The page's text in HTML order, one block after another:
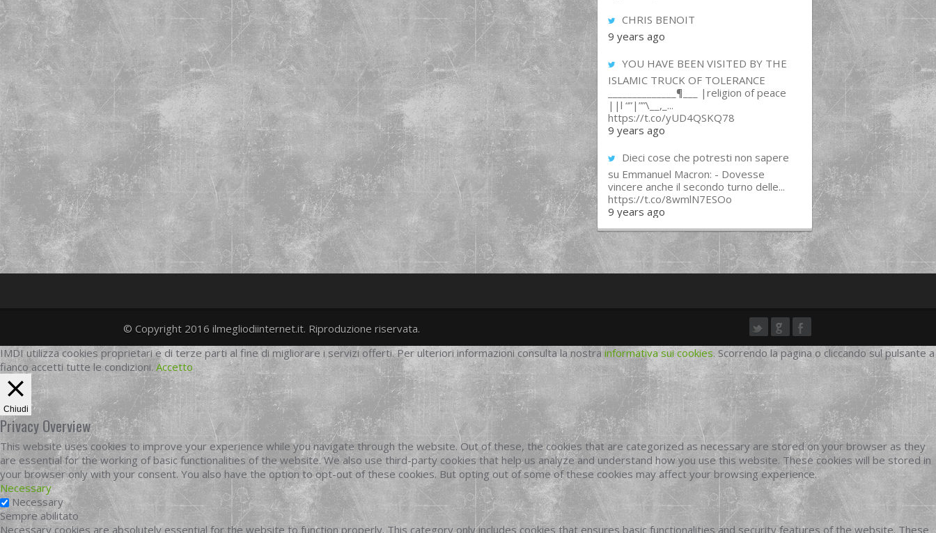
CHRIS BENOIT
9 years ago
YOU HAVE BEEN VISITED BY THE
ISLAMIC TRUCK OF TOLERANCE
______________¶___ |religion of peace
||l “”|””\__,_...
https://t.co/yUD4QSKQ78
9 years ago
Dieci cose che potresti non sapere
su Emmanuel Macron: - Dovesse
vincere anche il secondo turno delle...
https://t.co/8wmlN7ESOo
9 years ago
twittergoogleplus
facebook
© Copyright 2016 ilmegliodiinternet.it. Riproduzione riservata.
IMDI utilizza cookies proprietari e di terze parti al fine di migliorare i servizi offerti. Per ulteriori informazioni consulta la nostra informativa sui cookies. Scorrendo la pagina o cliccando sul pulsante a
fianco accetti tutte le condizioni. Accetto
Chiudi
Privacy Overview
This website uses cookies to improve your experience while you navigate through the website. Out of these, the cookies that are categorized as necessary are stored on your browser as they
are essential for the working of basic functionalities of the website. We also use third-party cookies that help us analyze and understand how you use this website. These cookies will be stored in
your browser only with your consent. You also have the option to opt-out of these cookies. But opting out of some of these cookies may affect your browsing experience.
Necessary
Necessary
Sempre abilitato
Necessary cookies are absolutely essential for the website to function properly. This category only includes cookies that ensures basic functionalities and security features of the website. These